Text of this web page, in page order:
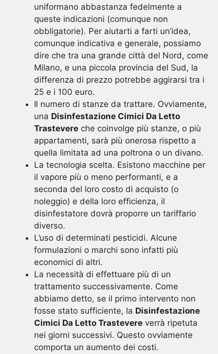
uniformano abbastanza fedelmente a
queste indicazioni (comunque non
obbligatorie). Per aiutarti a farti un’idea,
comunque indicativa e generale, possiamo
dire che tra una grande città del Nord, come
Milano, e una piccola provincia del Sud, la
differenza di prezzo potrebbe aggirarsi tra i
25 e i 100 euro.
Il numero di stanze da trattare. Ovviamente,
una Disinfestazione Cimici Da Letto
Trastevere che coinvolge più stanze, o più
appartamenti, sarà più onerosa rispetto a
quella limitata ad una poltrona o un divano.
La tecnologia scelta. Esistono macchine per
il vapore più o meno performanti, e a
seconda del loro costo di acquisto (o
noleggio) e della loro efficienza, il
disinfestatore dovrà proporre un tariffario
diverso.
L’uso di determinati pesticidi. Alcune
formulazioni o marchi sono infatti più
economici di altri.
La necessità di effettuare più di un
trattamento successivamente. Come
abbiamo detto, se il primo intervento non
fosse stato sufficiente, la Disinfestazione
Cimici Da Letto Trastevere verrà ripetuta
nei giorni successivi. Questo ovviamente
comporta un aumento dei costi.